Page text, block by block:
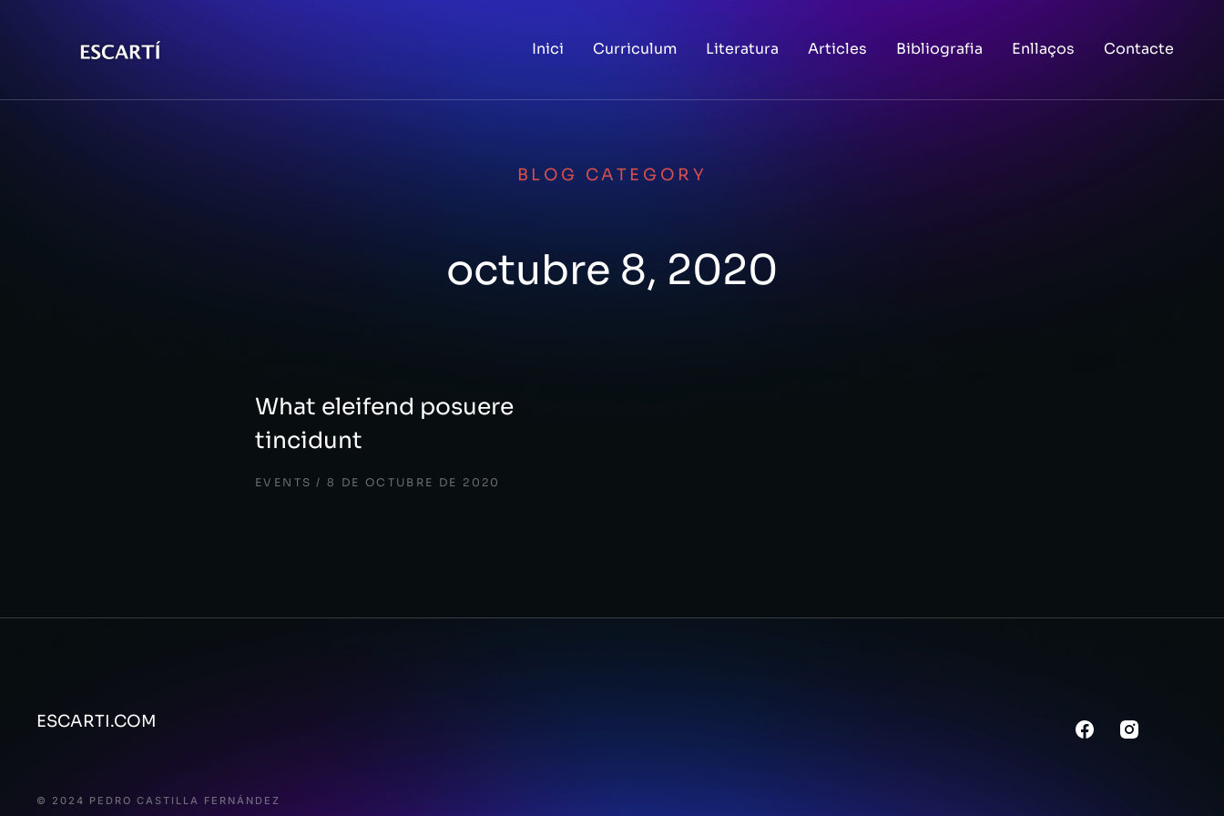
Inici Curriculum Literatura Articles Bibliografia Enllaços Contacte
BLOG CATEGORY
octubre 8, 2020
What eleifend posuere
tincidunt
EVENTS 8 DE OCTUBRE DE 2020
ESCARTI.COM
© 2024 PEDRO CASTILLA FERNÁNDEZ